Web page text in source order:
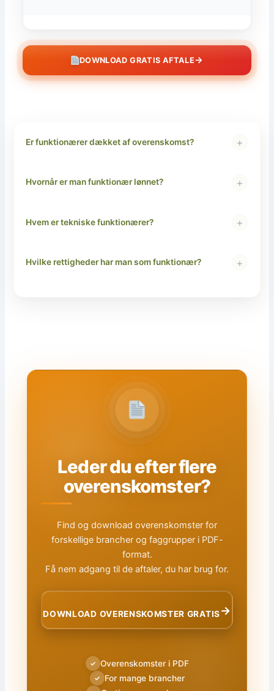
DOWNLOAD GRATIS AFTALE→
Er funktionærer dækket af overenskomst? +
Hvornår er man funktionær lønnet? +
Hvem er tekniske funktionærer? +
Hvilke rettigheder har man som funktionær? +
Leder du efter flere
overenskomster?
Find og download overenskomster for
forskellige brancher og faggrupper i PDF-
format.
Få nem adgang til de aftaler, du har brug for.
DOWNLOAD OVERENSKOMSTER GRATIS→
✓ Overenskomster i PDF
✓ For mange brancher